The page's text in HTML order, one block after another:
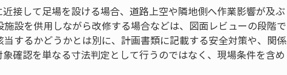
接して足場を設ける場合、道路上空や隣地側へ作業影響が及ぶ
設を供用しながら改修する場合などは、図面レビューの段階で
するかどうかとは別に、計画書類に記載する安全対策や、関係
確認を単なる寸法判定として行うのではなく、現場条件を含め